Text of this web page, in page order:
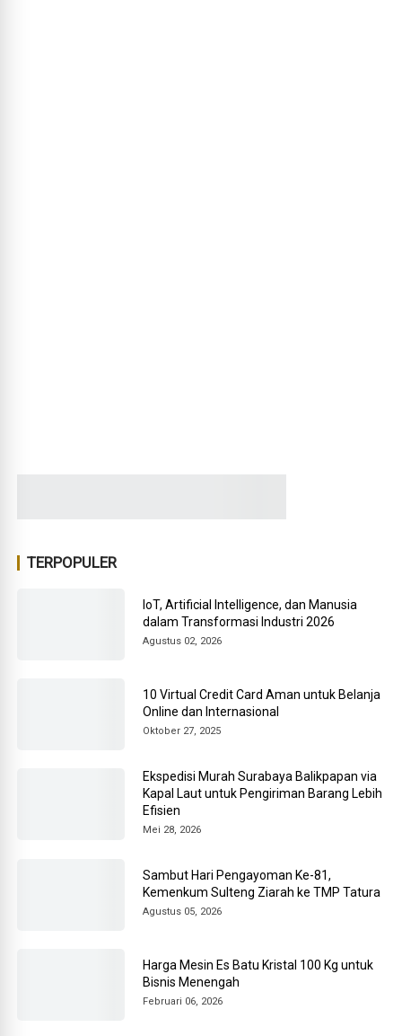
TERPOPULER
IoT, Artificial Intelligence, dan Manusia
dalam Transformasi Industri 2026
Agustus 02, 2026
10 Virtual Credit Card Aman untuk Belanja
Online dan Internasional
Oktober 27, 2025
Ekspedisi Murah Surabaya Balikpapan via
Kapal Laut untuk Pengiriman Barang Lebih
Efisien
Mei 28, 2026
Sambut Hari Pengayoman Ke-81,
Kemenkum Sulteng Ziarah ke TMP Tatura
Agustus 05, 2026
Harga Mesin Es Batu Kristal 100 Kg untuk
Bisnis Menengah
Februari 06, 2026